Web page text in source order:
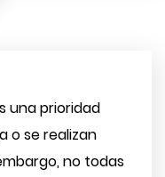
una prioridad
o se realizan
no todas